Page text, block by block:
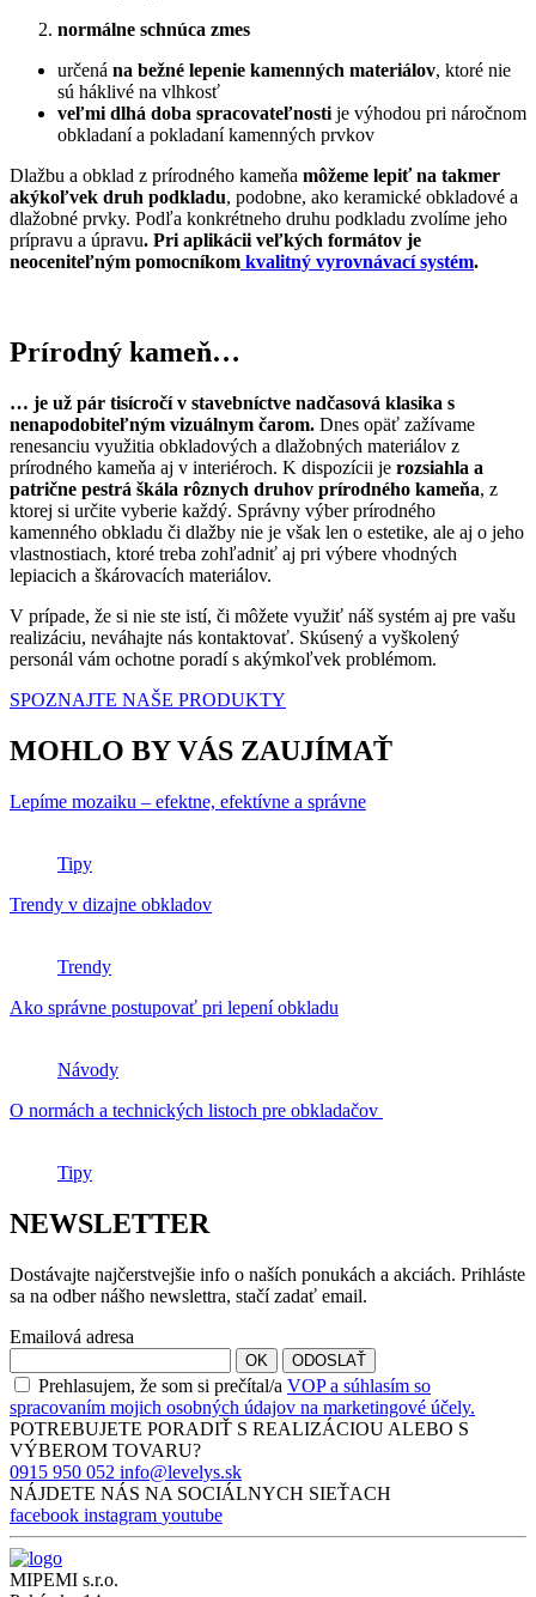
normálne schnúca zmes
určená na bežné lepenie kamenných materiálov, ktoré nie
sú háklivé na vlhkosť
veľmi dlhá doba spracovateľnosti je výhodou pri náročnom
obkladaní a pokladaní kamenných prvkov
Dlažbu a obklad z prírodného kameňa môžeme lepiť na takmer
akýkoľvek druh podkladu, podobne, ako keramické obkladové a
dlažobné prvky. Podľa konkrétneho druhu podkladu zvolíme jeho
prípravu a úpravu. Pri aplikácii veľkých formátov je
neoceniteľným pomocníkom kvalitný vyrovnávací systém.
Prírodný kameň…
… je už pár tisícročí v stavebníctve nadčasová klasika s
nenapodobiteľným vizuálnym čarom. Dnes opäť zažívame
renesanciu využitia obkladových a dlažobných materiálov z
prírodného kameňa aj v interiéroch. K dispozícii je rozsiahla a
patrične pestrá škála rôznych druhov prírodného kameňa, z
ktorej si určite vyberie každý. Správny výber prírodného
kamenného obkladu či dlažby nie je však len o estetike, ale aj o jeho
vlastnostiach, ktoré treba zohľadniť aj pri výbere vhodných
lepiacich a škárovacích materiálov.
V prípade, že si nie ste istí, či môžete využiť náš systém aj pre vašu
realizáciu, neváhajte nás kontaktovať. Skúsený a vyškolený
personál vám ochotne poradí s akýmkoľvek problémom.
SPOZNAJTE NAŠE PRODUKTY
MOHLO BY VÁS ZAUJÍMAŤ
Lepíme mozaiku – efektne, efektívne a správne
Tipy
Trendy v dizajne obkladov
Trendy
Ako správne postupovať pri lepení obkladu
Návody
O normách a technických listoch pre obkladačov
Tipy
NEWSLETTER
Dostávajte najčerstvejšie info o naších ponukách a akciách. Prihláste
sa na odber nášho newslettra, stačí zadať email.
Emailová adresa
OK ODOSLAŤ
Prehlasujem, že som si prečítal/a VOP a súhlasím so
spracovaním mojich osobných údajov na marketingové účely.
POTREBUJETE PORADIŤ S REALIZÁCIOU ALEBO S
VÝBEROM TOVARU?
0915 950 052 info@levelys.sk
NÁJDETE NÁS NA SOCIÁLNYCH SIEŤACH
facebook instagram youtube
MIPEMI s.r.o.